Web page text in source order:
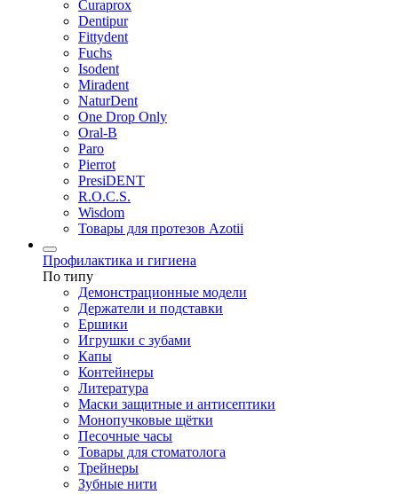
Curaprox
Dentipur
Fittydent
Fuchs
Isodent
Miradent
NaturDent
One Drop Only
Oral-B
Paro
Pierrot
PresiDENT
R.O.C.S.
Wisdom
Товары для протезов Azotii
Профилактика и гигиена
По типу
Демонстрационные модели
Держатели и подставки
Ершики
Игрушки с зубами
Капы
Контейнеры
Литература
Маски защитные и антисептики
Монопучковые щётки
Песочные часы
Товары для стоматолога
Трейнеры
Зубные нити